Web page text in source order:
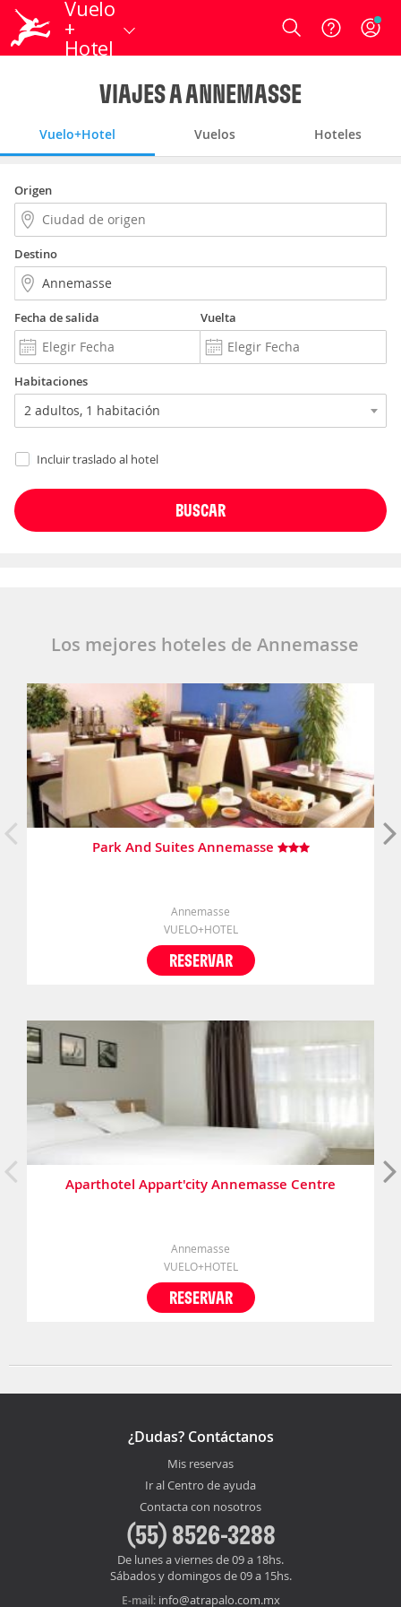
Vuelo
+
Hotel
Login
VIAJES A ANNEMASSE
Vuelo+Hotel Vuelos Hoteles
Origen
Destino
Fecha de salida Vuelta
Habitaciones
Incluir traslado al hotel
Los mejores hoteles de Annemasse
Park And Suites Annemasse
Annemasse
VUELO+HOTEL
RESERVAR
Aparthotel Appart'city Annemasse Centre
Annemasse
VUELO+HOTEL
RESERVAR
¿Dudas? Contáctanos
Mis reservas
Ir al Centro de ayuda
Contacta con nosotros
(55) 8526-3288
De lunes a viernes de 09 a 18hs.
Sábados y domingos de 09 a 15hs.
E-mail: info@atrapalo.com.mx